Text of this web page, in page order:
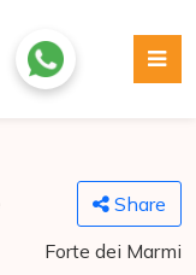
Share
Forte dei Marmi